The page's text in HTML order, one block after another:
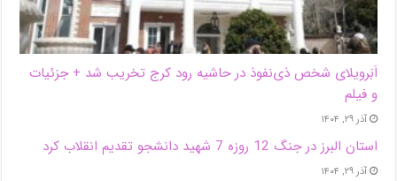
اَبَر‌ویلای شخص ذی‌نفوذ در حاشیه‌ رود کرج تخریب شد + جزئیات
و فیلم
آذر ۲۹, ۱۴۰۴
استان البرز در جنگ 12 روزه 7 شهید دانشجو تقدیم انقلاب کرد
آذر ۲۹, ۱۴۰۴